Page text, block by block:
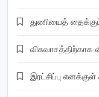
துணியைத்
விசுவாசத்திற்காக
இரட்சிப்பு